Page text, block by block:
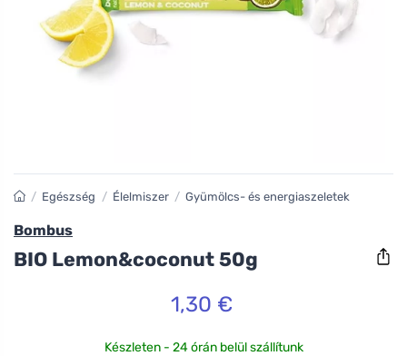
/ Egészség / Élelmiszer / Gyümölcs- és energiaszeletek
Bombus
BIO Lemon&coconut 50g
1,30 €
Készleten - 24 órán belül szállítunk